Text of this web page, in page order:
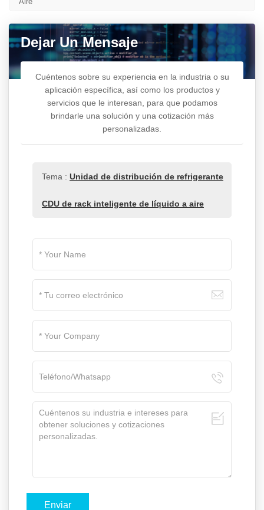
Dejar Un Mensaje
Cuéntenos sobre su experiencia en la industria o su
aplicación específica, así como los productos y
servicios que le interesan, para que podamos
brindarle una solución y una cotización más
personalizadas.
Tema : Unidad de distribución de refrigerante
CDU de rack inteligente de líquido a aire